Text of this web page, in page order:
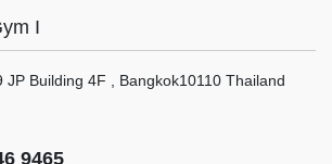
I
JP Building 4F , Bangkok10110 Thailand
9465